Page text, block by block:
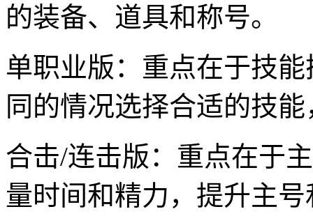
的装备、道具和称号。
单职业版：重点在于技
同的情况选择合适的技
合击/连击版：重点在于
量时间和精力，提升主